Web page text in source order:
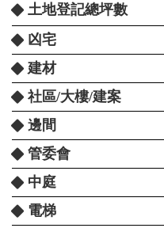
土地登記總坪數
凶宅
建材
社區/大樓/建案
邊間
管委會
中庭
電梯